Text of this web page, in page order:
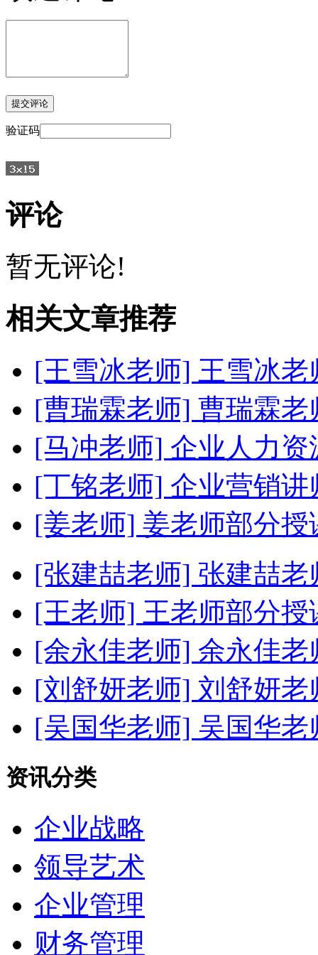
验证码
评论
暂无评论!
相关文章推荐
[王雪冰老师] 王雪冰老
[曹瑞霖老师] 曹瑞霖老
[马冲老师] 企业人力
[丁铭老师] 企业营销
[姜老师] 姜老师部分授
[张建喆老师] 张建喆老
[王老师] 王老师部分
[余永佳老师] 余永佳老
[刘舒妍老师] 刘舒妍老
[吴国华老师] 吴国华老
资讯分类
企业战略
领导艺术
企业管理
财务管理